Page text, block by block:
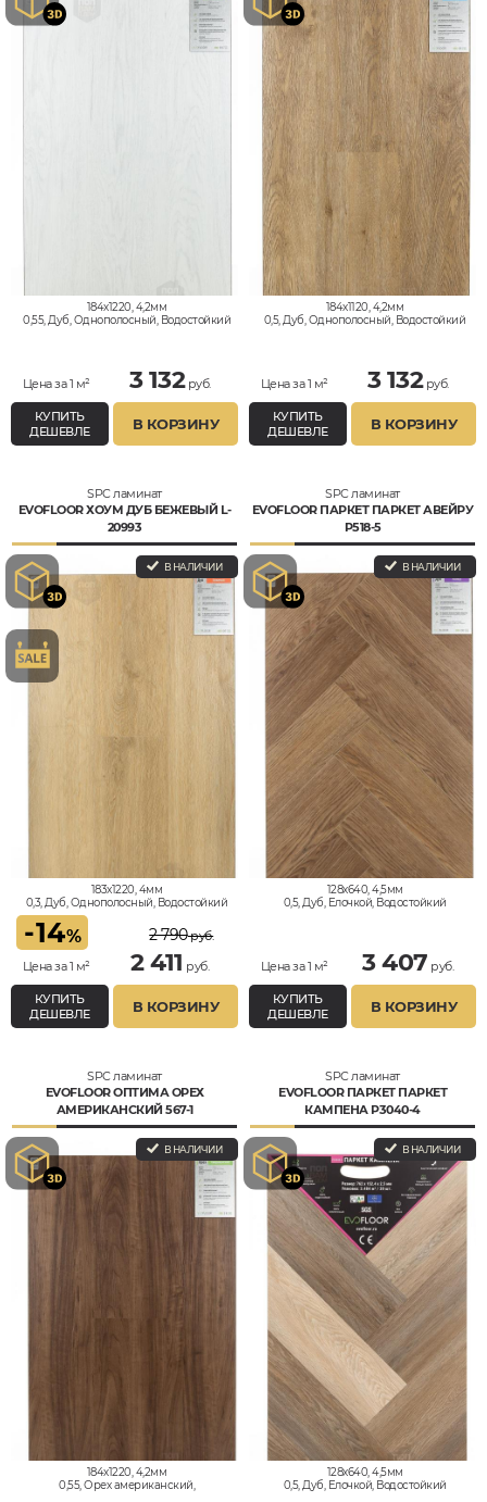
184x1220, 4,2мм
0,55, Дуб, Однополосный, Водостойкий
Цена за 1 м² 3 132руб.
КУПИТЬ
ДЕШЕВЛЕ
В КОРЗИНУ
184x1120, 4,2мм
0,5, Дуб, Однополосный, Водостойкий
Цена за 1 м² 3 132руб.
КУПИТЬ
ДЕШЕВЛЕ
В КОРЗИНУ
SPC ламинат
EVOFLOOR ХОУМ ДУБ БЕЖЕВЫЙ L-
20993
В НАЛИЧИИ
183x1220, 4мм
0,3, Дуб, Однополосный, Водостойкий
-14%
Цена за 1 м²
2 790руб.
2 411 руб.
КУПИТЬ
ДЕШЕВЛЕ
В КОРЗИНУ
SPC ламинат
EVOFLOOR ПАРКЕТ ПАРКЕТ АВЕЙРУ
P518-5
В НАЛИЧИИ
128x640, 4,5мм
0,5, Дуб, Елочкой, Водостойкий
Цена за 1 м² 3 407 руб.
КУПИТЬ
ДЕШЕВЛЕ
В КОРЗИНУ
SPC ламинат
EVOFLOOR ОПТИМА ОРЕХ
АМЕРИКАНСКИЙ 567-1
В НАЛИЧИИ
184x1220, 4,2мм
0,55, Орех американский,
SPC ламинат
EVOFLOOR ПАРКЕТ ПАРКЕТ
КАМПЕНА P3040-4
В НАЛИЧИИ
128x640, 4,5мм
0,5, Дуб, Елочкой, Водостойкий